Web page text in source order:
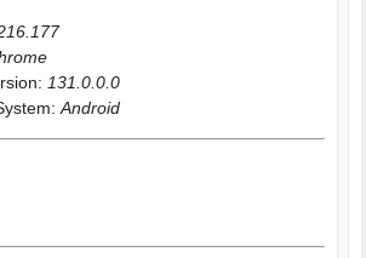
131.0.0.0
Android